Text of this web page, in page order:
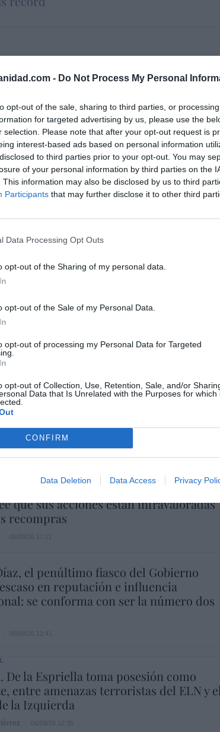
- Do Not Process My Personal
opt-out of the sale, sharing to third parties, or
for targeted advertising by us, please use the
selection. Please note that after your opt-out request is
interest-based ads based on personal information
to third parties prior to your opt-out. You may
of your personal information by third parties on the
This information may also be disclosed by us to third
Participants that may further disclose it to other third
Data Processing Opt Outs
opt-out of the Sharing of my personal data.
opt-out of the Sale of my Personal Data.
opt-out of processing my Personal Data for Targeted
opt-out of Collection, Use, Retention, Sale, and/or
Data that Is Unrelated with the Purposes for which
CONFIRM
Data Deletion Data Access Privacy
este artículo?
newsletter y recibe cada dia
destacado de Hispanidad
legales
Situación límite: bronca en Reino
riesgo de deuda en el alero... y Enrique
la Presidencia
que sus acciones están infravaloradas
recompras
el penúltimo fiasco del Gobierno
en reputación e influencia
se conforma con ser la número dos
De la Espriella toma posesión como
entre amenazas terroristas del ELN y el
la Izquierda